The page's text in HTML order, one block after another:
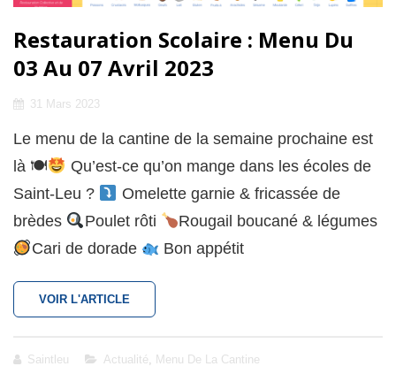
Restauration Scolaire : Menu Du
03 Au 07 Avril 2023
Posted
31 Mars 2023
Le menu de la cantine de la semaine prochaine est
là 🍽
Qu’est-ce qu’on mange dans les écoles de
Saint-Leu ?
Omelette garnie & fricassée de
brèdes
Poulet rôti
Rougail boucané & légumes
Cari de dorade
Bon appétit
VOIR L'ARTICLE
SCOLAIRE
DU
Saintleu
Cat
Actualité, Menu De La Cantine